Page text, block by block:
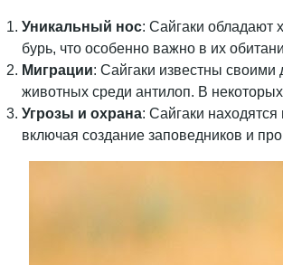
Уникальный нос: Сайгаки обладают
бурь, что особенно важно в их
Миграции: Сайгаки известны
животных среди антилоп. В
Угрозы и охрана: Сайгаки
включая создание заповедников и